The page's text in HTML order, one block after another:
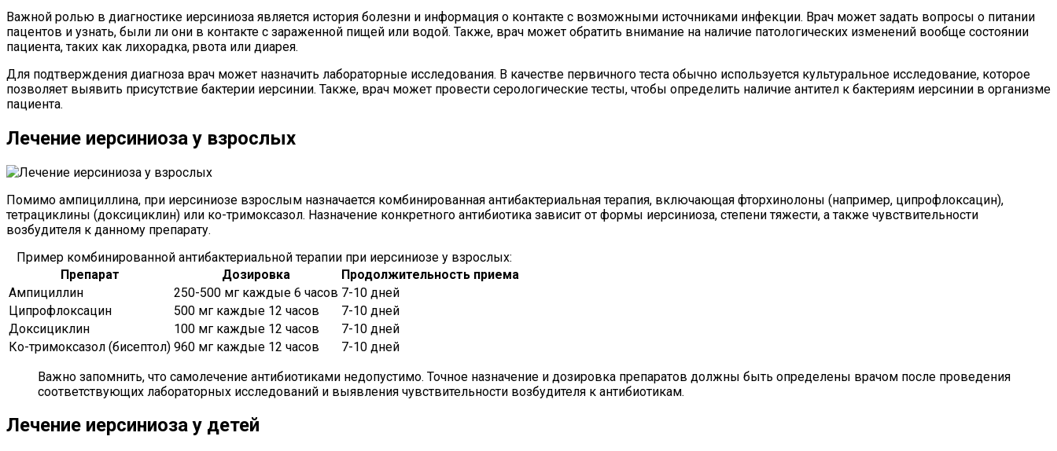
Важной ролью в диагностике иерсиниоза является история болезни и информация о контакте с возможными источниками инфекции. Врач может задать вопросы о питании
пацентов и узнать, были ли они в контакте с зараженной пищей или водой. Также, врач может обратить внимание на наличие патологических изменений вообще состоянии
пациента, таких как лихорадка, рвота или диарея.
Для подтверждения диагноза врач может назначить лабораторные исследования. В качестве первичного теста обычно используется культуральное исследование, которое
позволяет выявить присутствие бактерии иерсинии. Также, врач может провести серологические тесты, чтобы определить наличие антител к бактериям иерсинии в организме
пациента.
Лечение иерсиниоза у взрослых
Помимо ампициллина, при иерсиниозе взрослым назначается комбинированная антибактериальная терапия, включающая фторхинолоны (например, ципрофлоксацин),
тетрациклины (доксициклин) или ко-тримоксазол. Назначение конкретного антибиотика зависит от формы иерсиниоза, степени тяжести, а также чувствительности
возбудителя к данному препарату.
Пример комбинированной антибактериальной терапии при иерсиниозе у взрослых:
Препарат
Дозировка
Продолжительность приема
Ампициллин
250-500 мг каждые 6 часов 7-10 дней
Ципрофлоксацин
500 мг каждые 12 часов
7-10 дней
Доксициклин
100 мг каждые 12 часов
7-10 дней
Ко-тримоксазол (бисептол) 960 мг каждые 12 часов
7-10 дней
Важно запомнить, что самолечение антибиотиками недопустимо. Точное назначение и дозировка препаратов должны быть определены врачом после проведения
соответствующих лабораторных исследований и выявления чувствительности возбудителя к антибиотикам.
Лечение иерсиниоза у детей